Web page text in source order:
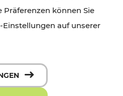
können Sie
auf unserer